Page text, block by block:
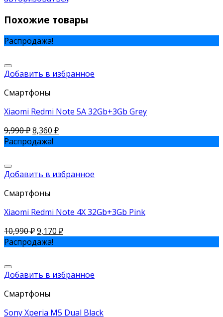
Похожие товары
Распродажа!
Добавить в избранное
Смартфоны
Xiaomi Redmi Note 5A 32Gb+3Gb Grey
9,990₽8,360 ₽
Распродажа!
Добавить в избранное
Смартфоны
Xiaomi Redmi Note 4X 32Gb+3Gb Pink
10,990₽9,170 ₽
Распродажа!
Добавить в избранное
Смартфоны
Sony Xperia M5 Dual Black